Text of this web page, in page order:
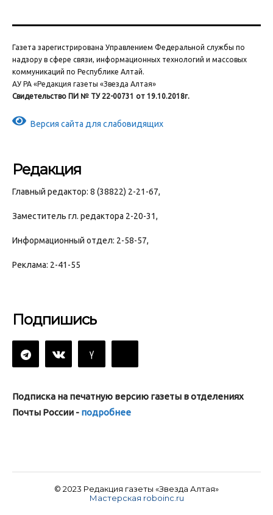
Газета зарегистрирована Управлением Федеральной службы по
надзору в сфере связи, информационных технологий и массовых
коммуникаций по Республике Алтай.
АУ РА «Редакция газеты «Звезда Алтая»
Свидетельство ПИ № ТУ 22-00731 от 19.10.2018г.
Версия сайта для слабовидящих
Редакция
Главный редактор: 8 (38822) 2-21-67,
Заместитель гл. редактора 2-20-31,
Информационный отдел: 2-58-57,
Реклама: 2-41-55
Подпишись
Подписка на печатную версию газеты в отделениях
Почты России - подробнее
© 2023 Редакция газеты «Звезда Алтая»
Мастерская roboinc.ru